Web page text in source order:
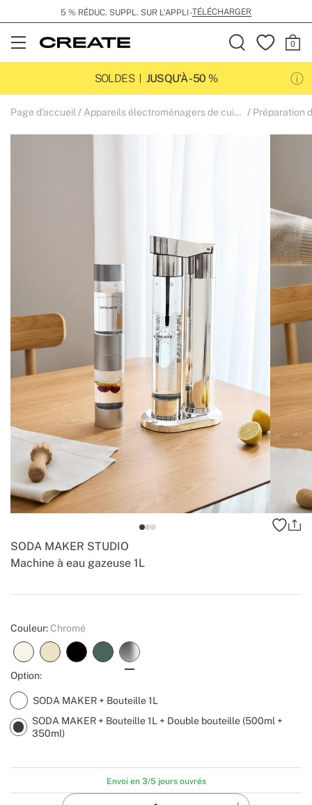
5 % RÉDUC. SUPPL. SUR L’APPLI -TÉLÉCHARGER
Open
Menu
SOLDES
JUSQU’À -50 %
Page d'accueil Appareils électroménagers de cuisine Préparation
Machine à eau gazeuse 1L
SODA MAKER STUDIO
Create
Couleur: Chromé
Option:
SODA MAKER + Bouteille 1L
SODA MAKER + Bouteille 1L + Double bouteille (500ml +
350ml)
Envoi en 3/5 jours ouvrés